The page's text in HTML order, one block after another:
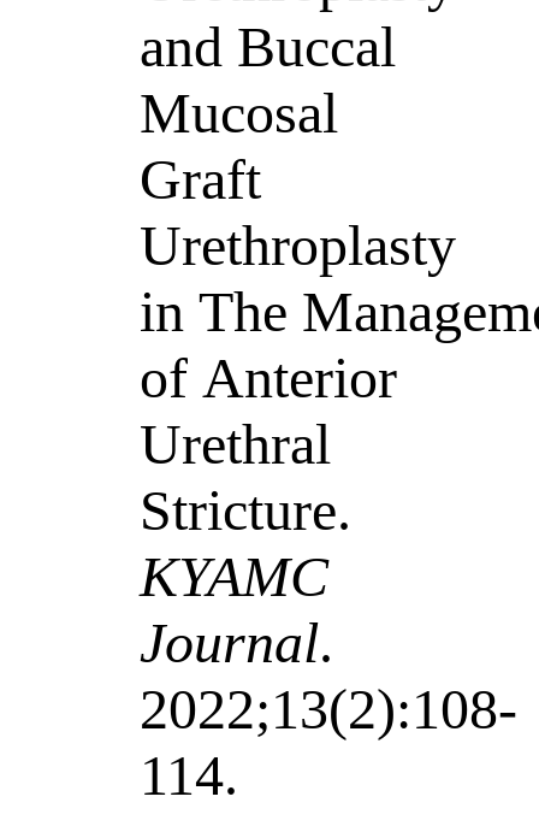
and Buccal
Mucosal
Graft
Urethroplasty
in The
of Anterior
Urethral
Stricture.
KYAMC
Journal.
2022;13(2):108-
114.